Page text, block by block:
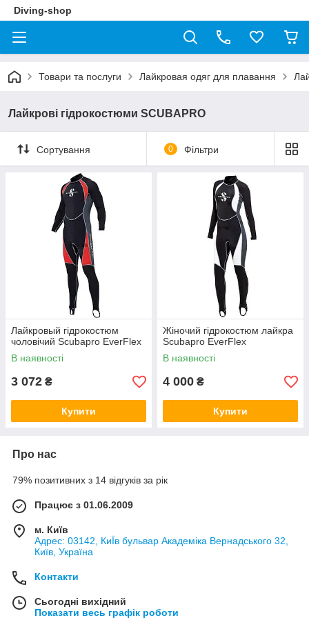
Diving-shop
Товари та послуги Лайкровая одяг для плавання
Лайкрові гідрокостюми SCUBAPRO
Сортування 0 Фільтри
Лайкровый гідрокостюм
чоловічий Scubapro EverFlex
В наявності
3 072 ₴
Купити
Жіночий гідрокостюм лайкра
Scubapro EverFlex
В наявності
4 000 ₴
Купити
Про нас
79% позитивних з 14 відгуків за рік
Працює з 01.06.2009
м. Київ
Адрес: 03142, КиЇв бульвар Академіка Вернадського 32,
Київ, Україна
Контакти
Сьогодні вихідний
Показати весь графік роботи